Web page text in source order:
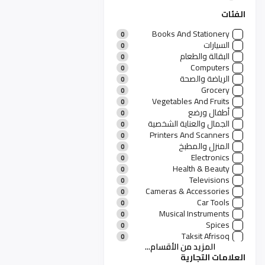
الفئات
Books And Stationery
0
السيارات 0
البقالة والطعام 0
Computers
0
الرياضة والصحة 0
Grocery
0
Vegetables And Fruits
0
أطفال ورضع 0
الجمال والعناية الشخصية 0
Printers And Scanners
0
المنزل والمطبخ 0
Electronics
0
Health & Beauty
0
Televisions
0
Cameras & Accessories
0
Car Tools
0
Musical Instruments
0
Spices
0
Taksit Afrisoq
0
منتجات رجالية
منتجات نسائية
المزيد من الأقسام...
العلامات التجارية